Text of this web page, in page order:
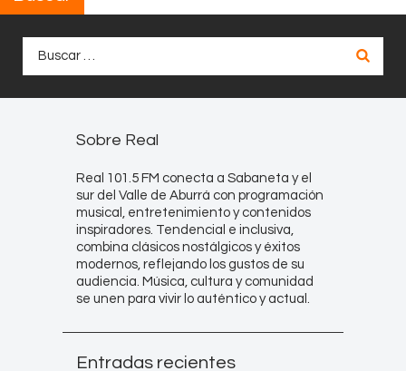
Sobre Real
Real 101.5 FM conecta a Sabaneta y el
sur del Valle de Aburrá con programación
musical, entretenimiento y contenidos
inspiradores. Tendencial e inclusiva,
combina clásicos nostálgicos y éxitos
modernos, reflejando los gustos de su
audiencia. Música, cultura y comunidad
se unen para vivir lo auténtico y actual.
Entradas recientes